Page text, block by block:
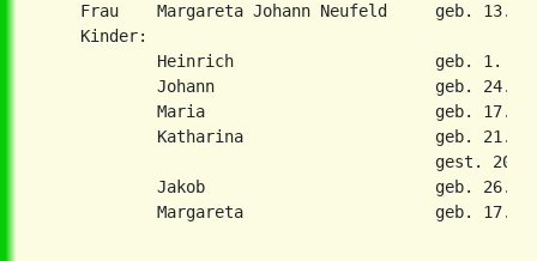
Frau    Margareta Johann Neufeld     geb. 13.
    Kinder:
Heinrich                     geb. 1.
Johann                       geb. 24.
Maria                        geb. 17.
Katharina                    geb. 21.
gest. 20.
Jakob                        geb. 26.
Margareta                    geb. 17.